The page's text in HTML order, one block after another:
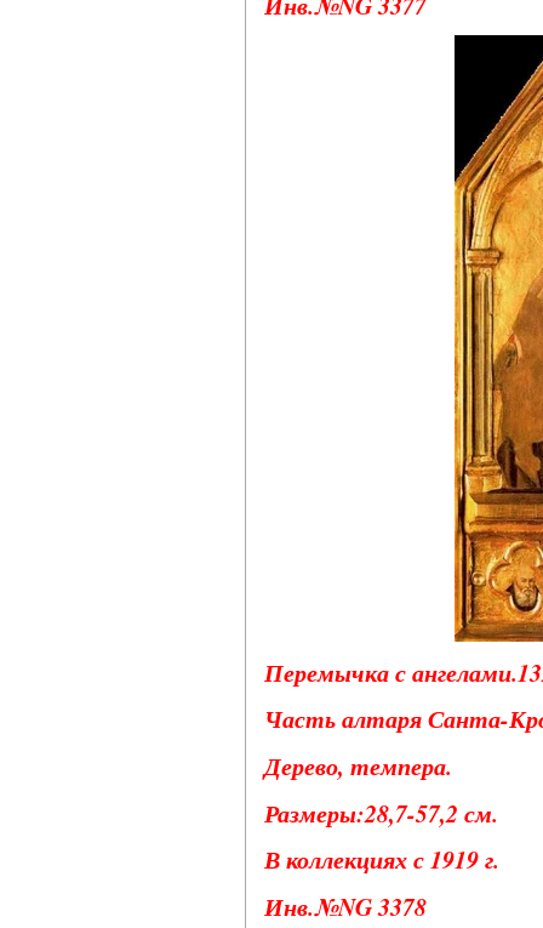
Перемычка с
Часть алтаря Санта-
Дерево, темпера.
Размеры:28,7-57,2 см.
В коллекциях с 1919 г.
Инв.№NG 3378